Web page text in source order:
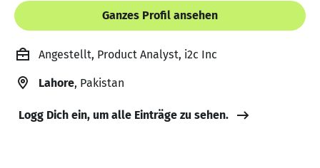
Ganzes Profil ansehen
Angestellt, Product Analyst, i2c Inc
Lahore, Pakistan
Logg Dich ein, um alle Einträge zu sehen.